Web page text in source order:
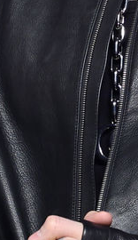
마감
6258.77에 마쳐
첫 40도
교정본부장 기소
수사 재개"
' 된 축구협회
서울대 공대 교수…이병태